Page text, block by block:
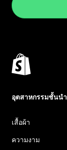
อุตสาหกรรมชั้นนำ
เสื้อผ้า
ความงาม